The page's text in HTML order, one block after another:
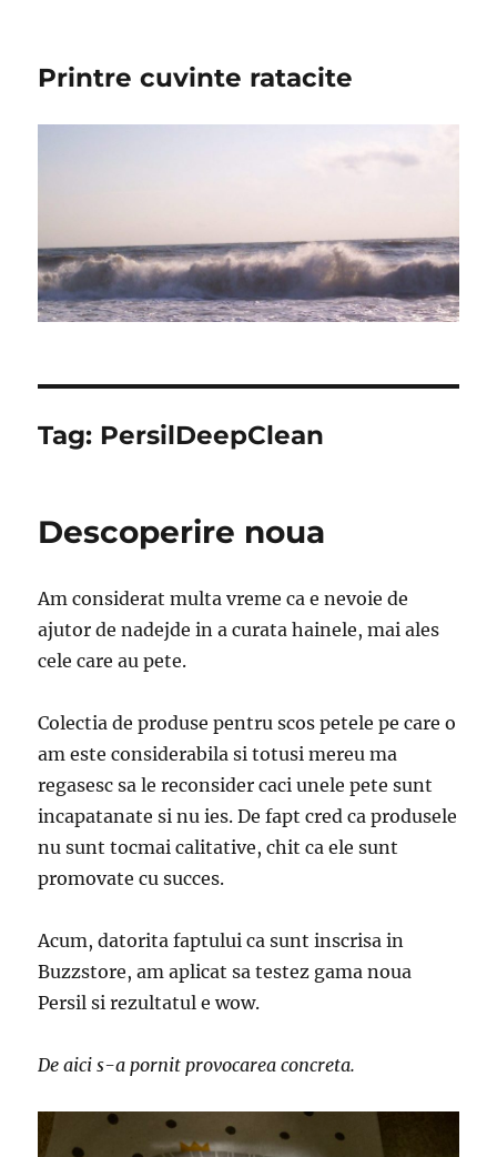
Printre cuvinte ratacite
Tag: PersilDeepClean
Descoperire noua
Am considerat multa vreme ca e nevoie de
ajutor de nadejde in a curata hainele, mai ales
cele care au pete.
Colectia de produse pentru scos petele pe care o
am este considerabila si totusi mereu ma
regasesc sa le reconsider caci unele pete sunt
incapatanate si nu ies. De fapt cred ca produsele
nu sunt tocmai calitative, chit ca ele sunt
promovate cu succes.
Acum, datorita faptului ca sunt inscrisa in
Buzzstore, am aplicat sa testez gama noua
Persil si rezultatul e wow.
De aici s-a pornit provocarea concreta.